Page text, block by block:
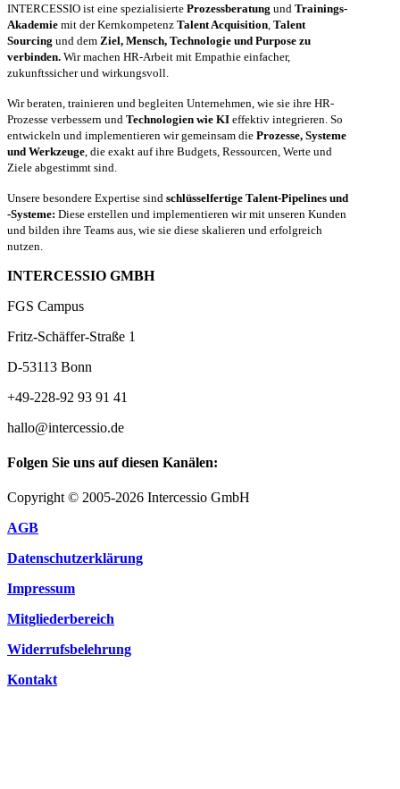
INTERCESSIO ist eine spezialisierte Prozessberatung und Trainings-
Akademie mit der Kernkompetenz Talent Acquisition Talent
Sourcing und dem Ziel, Mensch, Technologie und Purpose zu
verbinden. Wir machen HR-Arbeit mit Empathie einfacher,
zukunftssicher und wirkungsvoll.
Wir beraten, trainieren und begleiten Unternehmen, wie sie ihre HR-
Prozesse verbessern und Technologien wie KI effektiv integrieren. So
entwickeln und implementieren wir gemeinsam die Prozesse, Systeme
und Werkzeuge , die exakt auf ihre Budgets, Ressourcen, Werte und
Ziele abgestimmt sind.
Unsere besondere Expertise sind schlüsselfertige Talent-Pipelines und
-Systeme: Diese erstellen und implementieren wir mit unseren Kunden
und bilden ihre Teams aus, wie sie diese skalieren und erfolgreich
nutzen.
INTERCESSIO GMBH
FGS Campus
Fritz-Schäffer-Straße 1
D-53113 Bonn
+49-228-92 93 91 41
hallo@intercessio.de
Folgen Sie uns auf diesen Kanälen:
Copyright © 2005-2026 Intercessio GmbH
AGB
Datenschutzerklärung
Impressum
Mitgliederbereich
Widerrufsbelehrung
Kontakt